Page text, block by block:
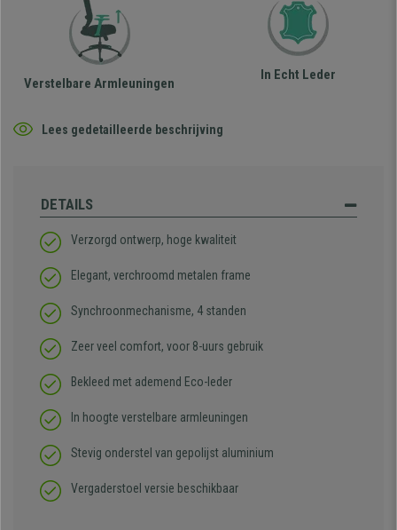
Verstelbare Armleuningen
In Echt Leder
Lees gedetailleerde beschrijving
DETAILS
Verzorgd ontwerp, hoge kwaliteit
Elegant, verchroomd metalen frame
Synchroonmechanisme, 4 standen
Zeer veel comfort, voor 8-uurs gebruik
Bekleed met ademend Eco-leder
In hoogte verstelbare armleuningen
Stevig onderstel van gepolijst aluminium
Vergaderstoel versie beschikbaar